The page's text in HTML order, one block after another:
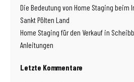
Die Bedeutung von Home Staging beim
Sankt Pölten Land
Home Staging für den Verkauf in
Anleitungen
Letzte Kommentare